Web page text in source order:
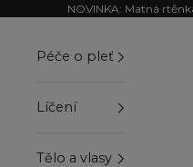
Přejít na obsahNOVINKA: Matná
Péče o pleť
Líčení
Tělo a vlasy